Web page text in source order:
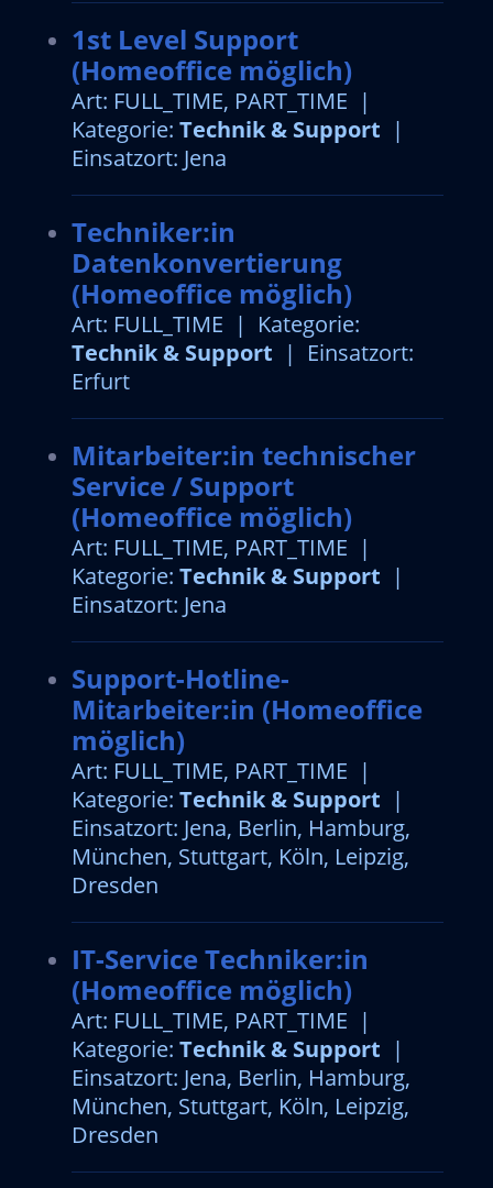
1st Level Support
(Homeoffice möglich)
Art: FULL_TIME, PART_TIME |
Kategorie: Technik & Support |
Einsatzort: Jena
Techniker:in
Datenkonvertierung
(Homeoffice möglich)
Art: FULL_TIME | Kategorie:
Technik & Support | Einsatzort:
Erfurt
Mitarbeiter:in technischer
Service / Support
(Homeoffice möglich)
Art: FULL_TIME, PART_TIME |
Kategorie: Technik & Support |
Einsatzort: Jena
Support-Hotline-
Mitarbeiter:in (Homeoffice
möglich)
Art: FULL_TIME, PART_TIME |
Kategorie: Technik & Support |
Einsatzort: Jena, Berlin, Hamburg,
München, Stuttgart, Köln, Leipzig,
Dresden
IT-Service Techniker:in
(Homeoffice möglich)
Art: FULL_TIME, PART_TIME |
Kategorie: Technik & Support |
Einsatzort: Jena, Berlin, Hamburg,
München, Stuttgart, Köln, Leipzig,
Dresden